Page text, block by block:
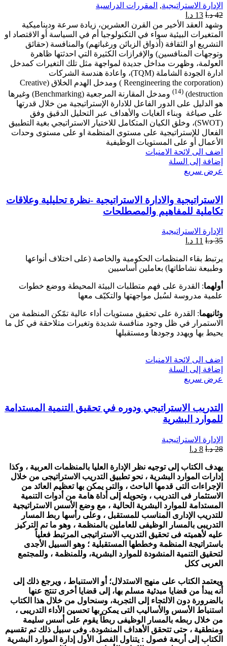
الإدارة الاستراتيجية, المقررات الدراسية
42 د.ا 13 د.ا
وشهد العقد الأخير من القرن العشرين، زيادة سرعة وديناميكية
المتغيرات البيئية سواء في التكنولوجيا أم في السياسة أو الاقتصاد او
التشريع او الثقافة (أذواق الزبائن ورغباتهم) والمنافسة (حقائق
وتوجهات المنافسين) والإفرازات الكثيرة التي احدثتها ظاهرة
العولمة، وظهرت مداخل جديدة لمواجهة مثل تلك التغيرات كمدخل
ادارة الجودة الشاملة (TQM)، واعادة هندسة الشركات
(Reengineering the corporation ) ومدخل الهدم الخلاق (Creative
destruction)
(14)
ومدخل المقارنة المرجعية (Benchmarking) وغيرها
هو الدليل على الدور الفاعل للادارة الإستراتيجية من خلال قدرتها
على صياغة وبناء الغايات والأهداف عبر التحليل الدقيق وفق
(SWOT)، وخلق الكيان المتكامل للاختيار الاستراتيجي بغية التطبيق
الفعال للإستراتيجية على مستوى المنظمة او على مستوى وحدات
الأعمال أو على المستويات الوظيفية
اضف الى لائحة الامنيات
إضافة إلى السلة
عرض سريع
الاستراتيجية والادارة الاستراتيجية -نظرة تحليلية وعلاقات
تكاملية للمفاهيم والمصطلحات
الإدارة الاستراتيجية
35 د.ا 11 د.ا
يرتبط بقاء المنظمات الحكومية والخاصة (على اختلاف أنواعها
وطبيعة نشاطاتها) بعاملين أساسيين
أولهما: القدرة على فهم متطلبات البيئة المحيطة ووضع خطوات
علمية مدروسة لسُبل مواجهتها والتكيّف معها
وثانيهما: القدرة على تحقيق مستويات أداء عالية تمّكن المنظمة من
الاستمرار في ظل وجود منافسة شديدة وتغيرات متلاحقة في كل ما
يحيط بها ويهدد وجودها ومستقبلها
اضف الى لائحة الامنيات
إضافة إلى السلة
عرض سريع
التدريب الاستراتيجي ودوره في تحقيق التنمية المستدامة
للموارد البشرية
الإدارة الاستراتيجية
28 د.ا 8 د.ا
يهدف الكتاب إلى توجيه نظر الإدارة العليا بالمنظمات العربية ، وكذا
إدارات الموارد البشرية ، نحو تطبيق التدريب الاستراتيجى من خلال
الإجراءات التى قدمها الباحث ، والتى يمكن بها تعظيم العائد من
الاستثمار فى التدريب ، وتحويله إلى أداة هامة من أدوات التنمية
المستدامة للموارد البشرية الحالية ، مع وضع الأسس الاستراتيجية
للتدريب الإدارى المناسب للمستقبل ، وعلى رأسها ربط المسار
التدريبى بالمسار الوظيفى للعاملين بالمنظمة ، وهو ما تم التركيز
عليه لأهميته فى تحقيق التدريب الاستراتيجى المرتبط فعلياً
باستراتيجة المنظمة وخططها المستقبلية ؛ وهو السبيل الأجدى
لتحقيق التنمية المنشودة للموارد البشرية، وللمنظمة ، وللمجتمع
العربى ككل
ويعتمد الكتاب على منهج الاستدلال؛ أو الاستنباط ، ويرجع ذلك إلى
أنه يبدأ من قضايا مبدئية مسلم بها، إلى قضايا أخرى تنتج عنها
بالضرورة دون الالتجاء إلى التجربة، وسنحاول من خلال هذا الكتاب
استنباط الأسس والأساليب التى يمكن بها تحسين الأداء التدريبى ،
من خلال ربطه بالمسار الوظيفى ربطاً يقوم على أسس سليمة
ومنطقية ، حتى تتحقق الأهداف المنشودة. وفى سبيل ذلك تم تقسيم
الكتاب إلى أربعة فصول : يتناول الفصل الأول إدارة الموارد البشرية